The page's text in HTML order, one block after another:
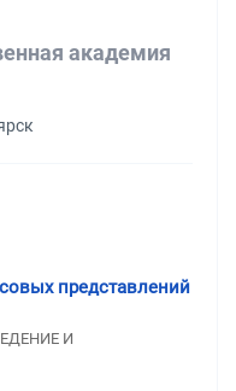
академия
представлений
И